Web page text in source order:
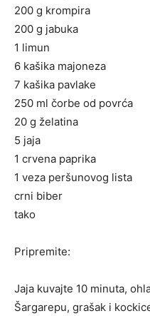
200 g krompira
200 g jabuka
1 limun
6 kašika majoneza
7 kašika pavlake
250 ml čorbe od povrća
20 g želatina
5 jaja
1 crvena paprika
1 veza peršunovog lista
crni biber
tako
Pripremite:
Jaja kuvajte 10 minuta,
Šargarepu, grašak i